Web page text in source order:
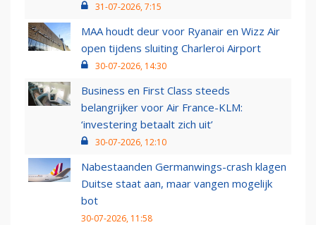
31-07-2026, 7:15
MAA houdt deur voor Ryanair en Wizz Air
open tijdens sluiting Charleroi Airport
30-07-2026, 14:30
Business en First Class steeds
belangrijker voor Air France-KLM:
‘investering betaalt zich uit’
30-07-2026, 12:10
Nabestaanden Germanwings-crash klagen
Duitse staat aan, maar vangen mogelijk
bot
30-07-2026, 11:58